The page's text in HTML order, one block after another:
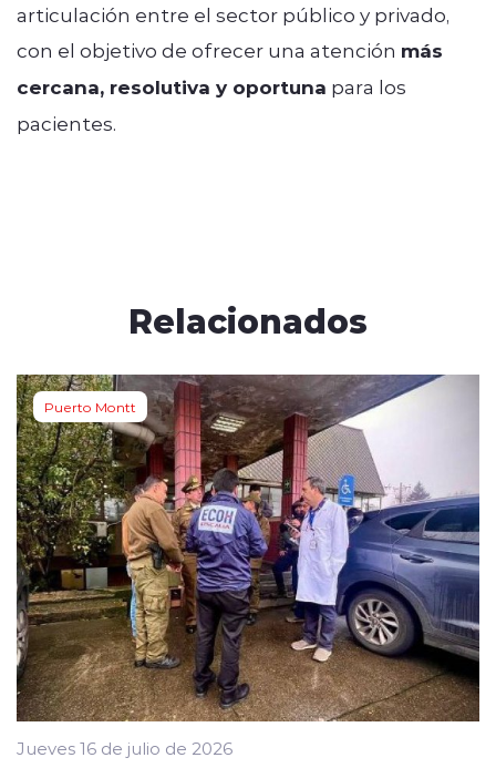
articulación entre el sector público y privado,
con el objetivo de ofrecer una atención más
cercana, resolutiva y oportuna para los
pacientes.
Relacionados
Puerto Montt
Jueves 16 de julio de 2026